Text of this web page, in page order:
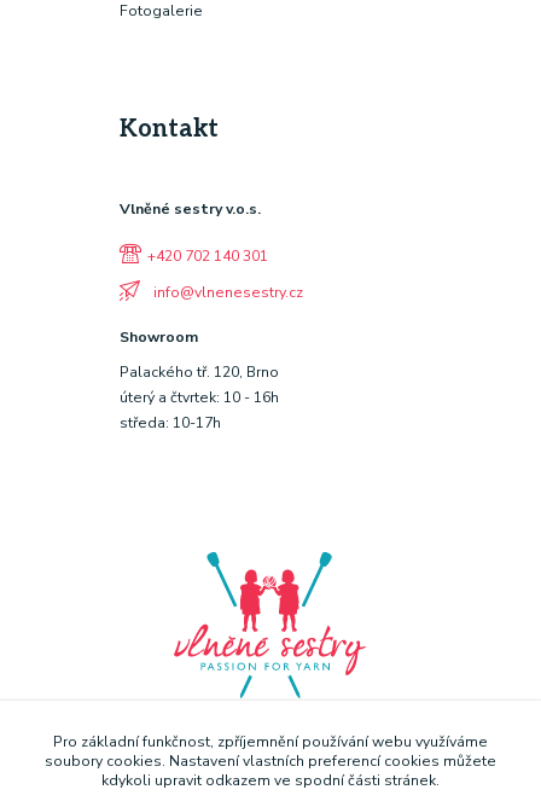
Fotogalerie
Kontakt
Vlněné sestry v.o.s.
+420 702 140 301
info@vlnenesestry.cz
Showroom
Palackého tř. 120, Brno
úterý a čtvrtek: 10 - 16h
středa: 10-17h
Pro základní funkčnost, zpříjemnění používání webu využíváme
soubory cookies. Nastavení vlastních preferencí cookies můžete
kdykoli upravit odkazem ve spodní části stránek.